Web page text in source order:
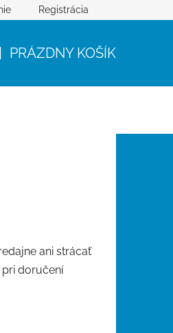
Registrácia
PRÁZDNY KOŠÍK
ani strácať
doručení